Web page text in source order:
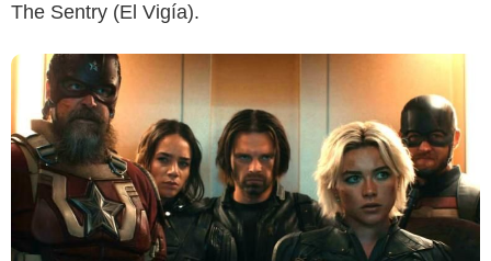
The Sentry (El Vigía).